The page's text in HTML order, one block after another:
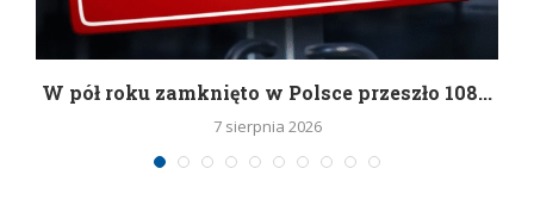
W pół roku zamknięto w Polsce przeszło 108...
7 sierpnia 2026